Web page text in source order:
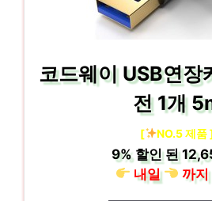
코드웨이 USB연장
전 1개
[ NO.5 제품
9%할인 된
내일
까지